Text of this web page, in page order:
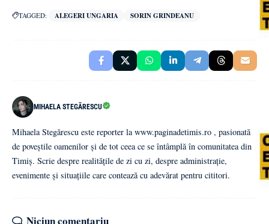
TAGGED: ALEGERI UNGARIA SORIN GRINDEANU
MIHAELA STEGĂRESCU
Mihaela Stegărescu este reporter la www.paginadetimis.ro , pasionată
de poveștile oamenilor și de tot ceea ce se întâmplă în comunitatea din
Timiș. Scrie despre realitățile de zi cu zi, despre administrație,
evenimente și situațiile care contează cu adevărat pentru cititori.
Niciun comentariu